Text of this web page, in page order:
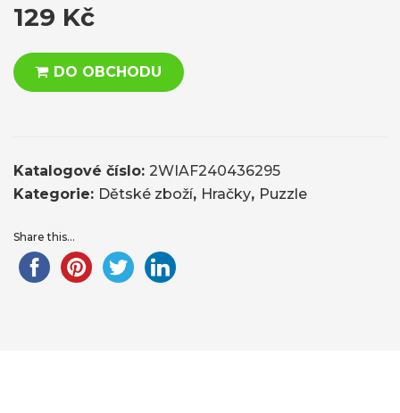
129 Kč
DO OBCHODU
Katalogové číslo: 2WIAF240436295
Kategorie: Dětské zboží, Hračky, Puzzle
Share this...